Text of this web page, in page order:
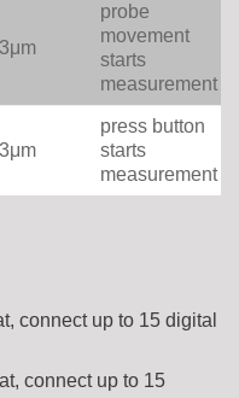
probe
movement
starts
measurement
press button
starts
measurement
connect up to 15 digital
connect up to 15